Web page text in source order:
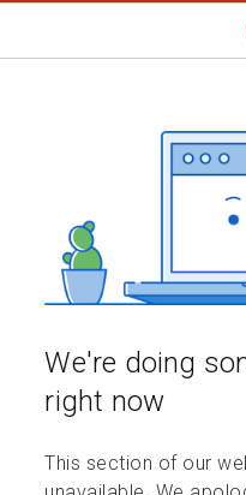
We're doing
right now
This section of our